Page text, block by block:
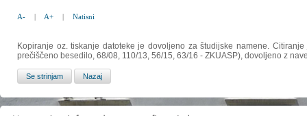
A- | A+ | Natisni
Kopiranje oz. tiskanje datoteke je dovoljeno za študijske namene.
prečiščeno besedilo, 68/08, 110/13, 56/15, 63/16 - ZKUASP), dovoljeno z